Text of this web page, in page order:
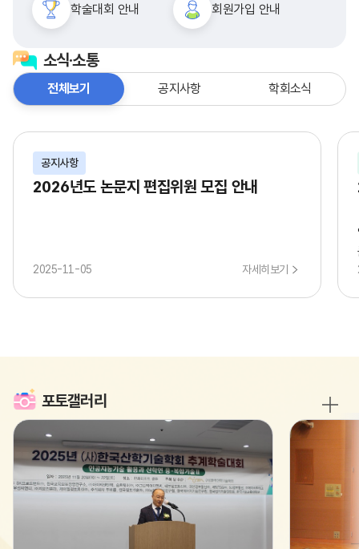
학술대회 안내 회원가입 안내
소식·소통
전체보기
공지사항
2026년도 논문지 편집위원 모집 안내
2025-11-05 자세히보기
공지사항 학회소식
포토갤러리
F69121AF83F049B8A8CAD66CC8B33C35.jpg